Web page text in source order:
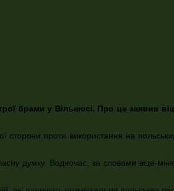
брами у Вільнюсі. Про це заявив
сторони проти використання на
думку. Водночас, за словами віце-